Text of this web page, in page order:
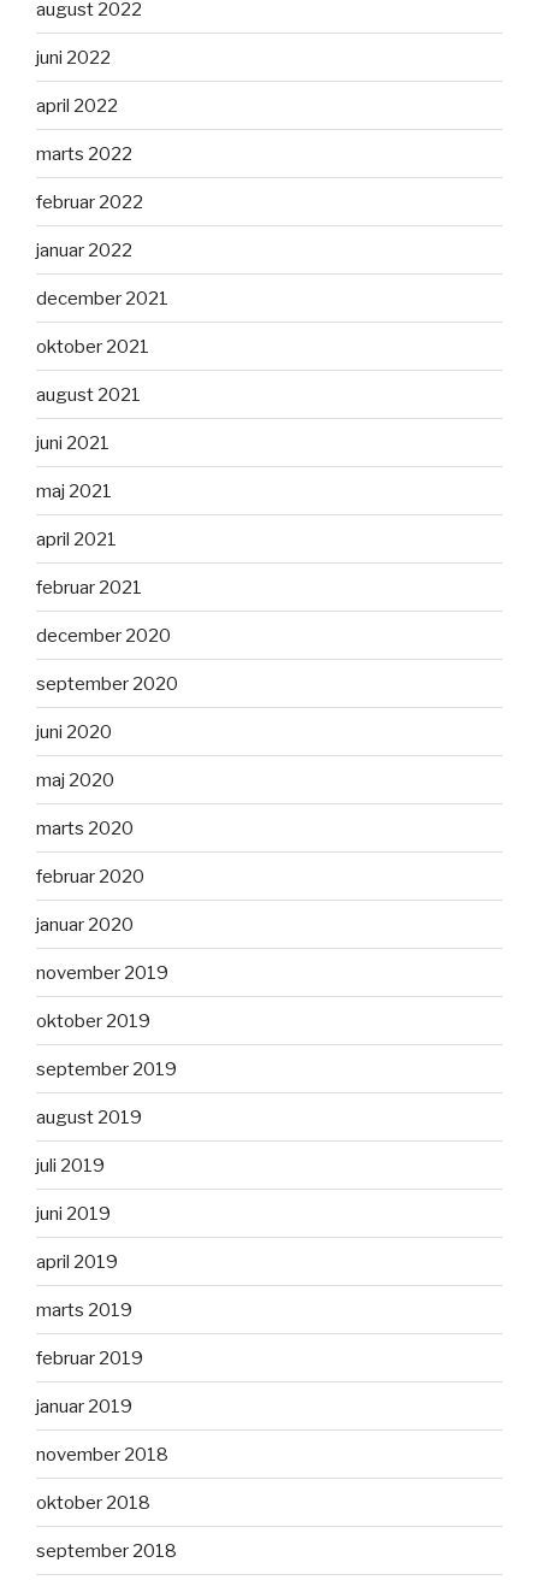
august 2022
juni 2022
april 2022
marts 2022
februar 2022
januar 2022
december 2021
oktober 2021
august 2021
juni 2021
maj 2021
april 2021
februar 2021
december 2020
september 2020
juni 2020
maj 2020
marts 2020
februar 2020
januar 2020
november 2019
oktober 2019
september 2019
august 2019
juli 2019
juni 2019
april 2019
marts 2019
februar 2019
januar 2019
november 2018
oktober 2018
september 2018